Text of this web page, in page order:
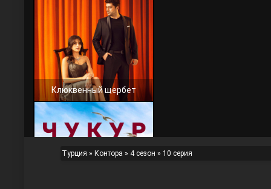
Клюквенный щербет
Турция » Контора » 4 сезон » 10 серия